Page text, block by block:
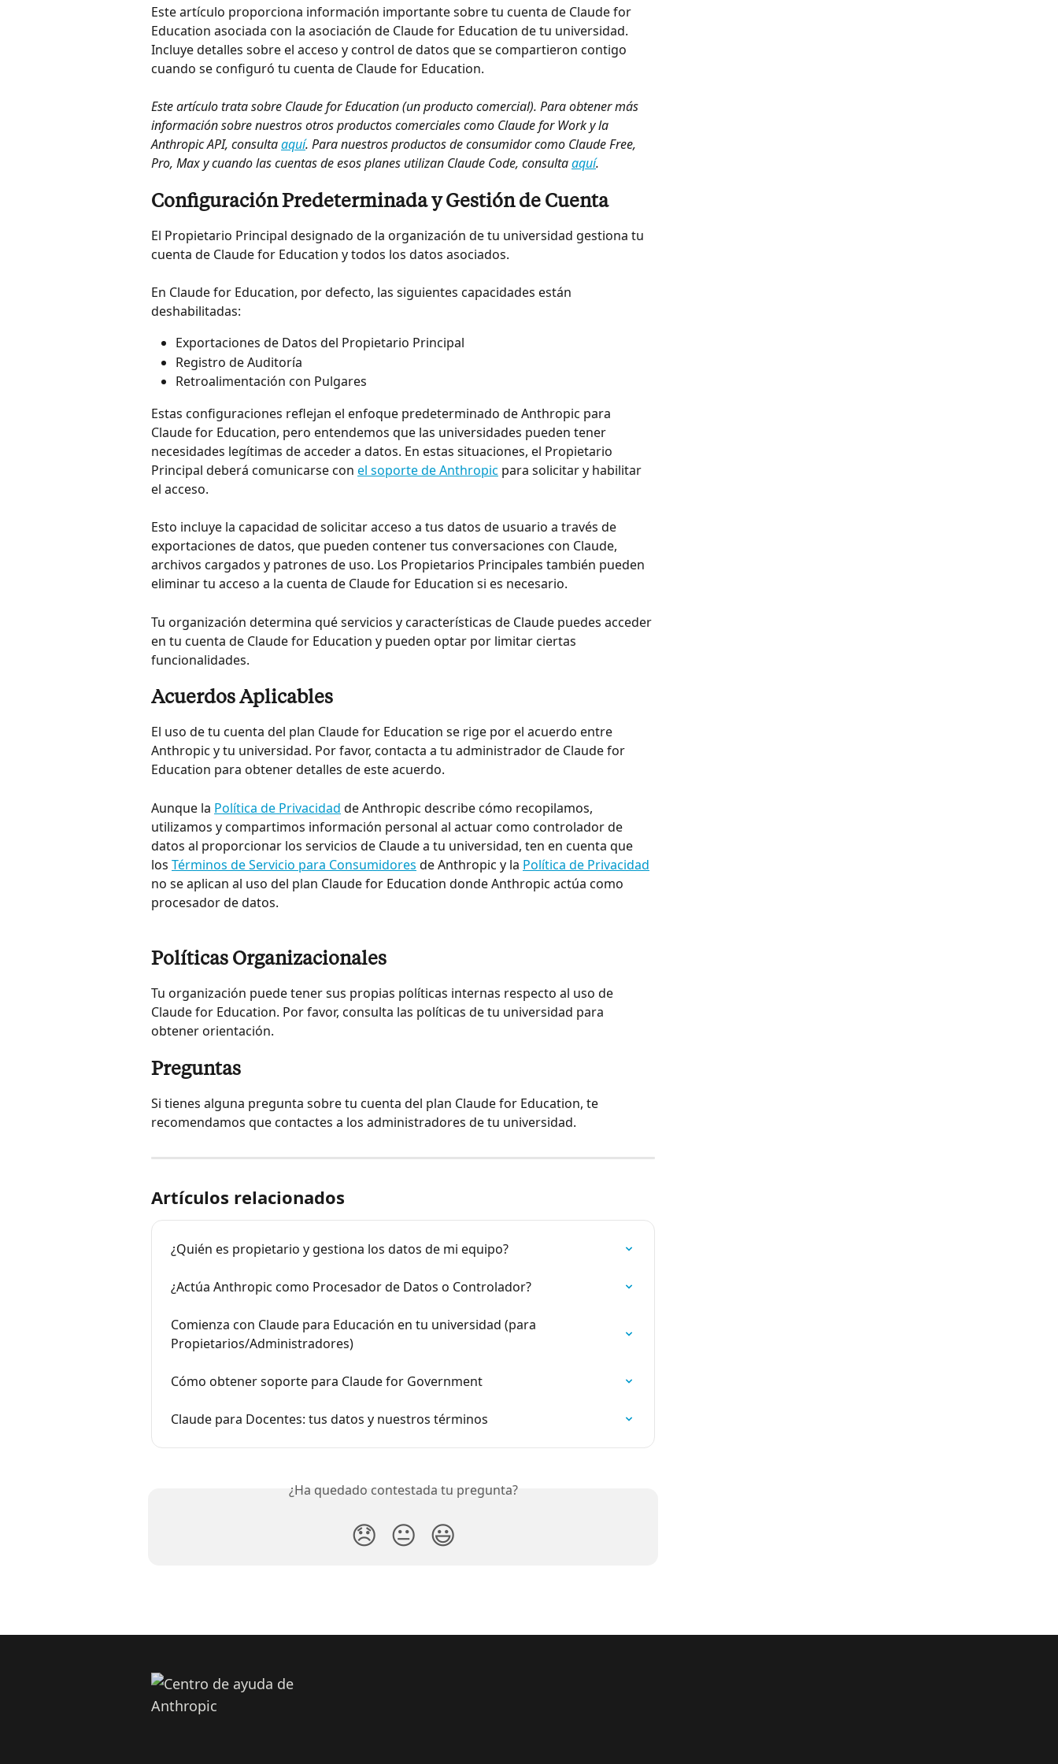
Este artículo proporciona información importante sobre tu cuenta de Claude for
Education asociada con la asociación de Claude for Education de tu universidad.
Incluye detalles sobre el acceso y control de datos que se compartieron contigo
cuando se configuró tu cuenta de Claude for Education.
Este artículo trata sobre Claude for Education (un producto comercial). Para obtener más
información sobre nuestros otros productos comerciales como Claude for Work y la
Anthropic API, consulta aquí. Para nuestros productos de consumidor como Claude Free,
Pro, Max y cuando las cuentas de esos planes utilizan Claude Code, consulta aquí.
Configuración Predeterminada y Gestión de Cuenta
El Propietario Principal designado de la organización de tu universidad gestiona tu
cuenta de Claude for Education y todos los datos asociados.
En Claude for Education, por defecto, las siguientes capacidades están
deshabilitadas:
Exportaciones de Datos del Propietario Principal
Registro de Auditoría
Retroalimentación con Pulgares
Estas configuraciones reflejan el enfoque predeterminado de Anthropic para
Claude for Education, pero entendemos que las universidades pueden tener
necesidades legítimas de acceder a datos. En estas situaciones, el Propietario
Principal deberá comunicarse con el soporte de Anthropic para solicitar y habilitar
el acceso.
Esto incluye la capacidad de solicitar acceso a tus datos de usuario a través de
exportaciones de datos, que pueden contener tus conversaciones con Claude,
archivos cargados y patrones de uso. Los Propietarios Principales también pueden
eliminar tu acceso a la cuenta de Claude for Education si es necesario.
Tu organización determina qué servicios y características de Claude puedes acceder
en tu cuenta de Claude for Education y pueden optar por limitar ciertas
funcionalidades.
Acuerdos Aplicables
El uso de tu cuenta del plan Claude for Education se rige por el acuerdo entre
Anthropic y tu universidad. Por favor, contacta a tu administrador de Claude for
Education para obtener detalles de este acuerdo.
Aunque la Política de Privacidad de Anthropic describe cómo recopilamos,
utilizamos y compartimos información personal al actuar como controlador de
datos al proporcionar los servicios de Claude a tu universidad, ten en cuenta que
los Términos de Servicio para Consumidores de Anthropic y la Política de Privacidad
no se aplican al uso del plan Claude for Education donde Anthropic actúa como
procesador de datos.
Políticas Organizacionales
Tu organización puede tener sus propias políticas internas respecto al uso de
Claude for Education. Por favor, consulta las políticas de tu universidad para
obtener orientación.
Preguntas
Si tienes alguna pregunta sobre tu cuenta del plan Claude for Education, te
recomendamos que contactes a los administradores de tu universidad.
Artículos relacionados
¿Quién es propietario y gestiona los datos de mi equipo?
¿Actúa Anthropic como Procesador de Datos o Controlador?
Comienza con Claude para Educación en tu universidad (para
Propietarios/Administradores)
Cómo obtener soporte para Claude for Government
Claude para Docentes: tus datos y nuestros términos
¿Ha quedado contestada tu pregunta?
😞 😐 😃